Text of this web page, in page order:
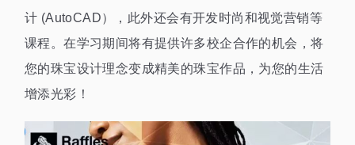
计 (AutoCAD），此外还会有开发时尚和视觉营销等
课程。在学习期间将有提供许多校企合作的机会，将
您的珠宝设计理念变成精美的珠宝作品，为您的生活
增添光彩！